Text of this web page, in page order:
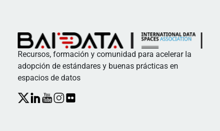
Recursos, formación y comunidad para acelerar la
adopción de estándares y buenas prácticas en
espacios de datos